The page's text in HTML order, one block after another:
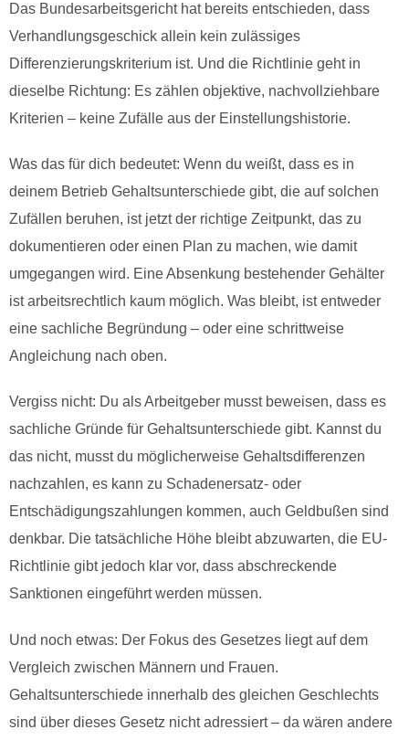
Das Bundesarbeitsgericht hat bereits entschieden, dass
Verhandlungsgeschick allein kein zulässiges
Differenzierungskriterium ist. Und die Richtlinie geht in
dieselbe Richtung: Es zählen objektive, nachvollziehbare
Kriterien – keine Zufälle aus der Einstellungshistorie.
Was das für dich bedeutet: Wenn du weißt, dass es in
deinem Betrieb Gehaltsunterschiede gibt, die auf solchen
Zufällen beruhen, ist jetzt der richtige Zeitpunkt, das zu
dokumentieren oder einen Plan zu machen, wie damit
umgegangen wird. Eine Absenkung bestehender Gehälter
ist arbeitsrechtlich kaum möglich. Was bleibt, ist entweder
eine sachliche Begründung – oder eine schrittweise
Angleichung nach oben.
Vergiss nicht: Du als Arbeitgeber musst beweisen, dass es
sachliche Gründe für Gehaltsunterschiede gibt. Kannst du
das nicht, musst du möglicherweise Gehaltsdifferenzen
nachzahlen, es kann zu Schadenersatz- oder
Entschädigungszahlungen kommen, auch Geldbußen sind
denkbar. Die tatsächliche Höhe bleibt abzuwarten, die EU-
Richtlinie gibt jedoch klar vor, dass abschreckende
Sanktionen eingeführt werden müssen.
Und noch etwas: Der Fokus des Gesetzes liegt auf dem
Vergleich zwischen Männern und Frauen.
Gehaltsunterschiede innerhalb des gleichen Geschlechts
sind über dieses Gesetz nicht adressiert – da wären andere